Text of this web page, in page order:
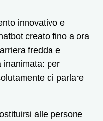
innovativo e
creato fino a ora
fredda e
inanimata: per
di parlare
alle persone